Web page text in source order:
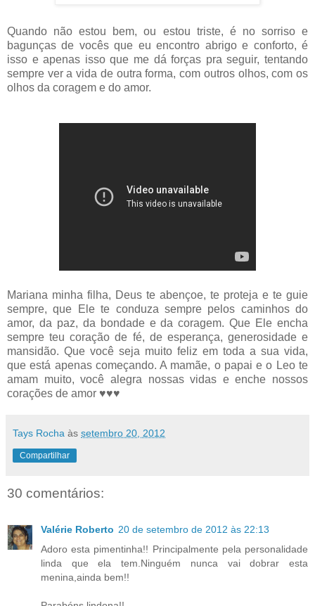
Quando não estou bem, ou estou triste, é no sorriso e
bagunças de vocês que eu encontro abrigo e conforto, é
isso e apenas isso que me dá forças pra seguir, tentando
sempre ver a vida de outra forma, com outros olhos, com os
olhos da coragem e do amor.
Mariana minha filha, Deus te abençoe, te proteja e te guie
sempre, que Ele te conduza sempre pelos caminhos do
amor, da paz, da bondade e da coragem. Que Ele encha
sempre teu coração de fé, de esperança, generosidade e
mansidão. Que você seja muito feliz em toda a sua vida,
que está apenas começando. A mamãe, o papai e o Leo te
amam muito, você alegra nossas vidas e enche nossos
corações de amor ♥♥♥
Tays Rocha às setembro 20, 2012
Compartilhar
30 comentários:
Valérie Roberto 20 de setembro de 2012 às 22:13
Adoro esta pimentinha!! Principalmente pela personalidade
linda que ela tem.Ninguém nunca vai dobrar esta
menina,ainda bem!!